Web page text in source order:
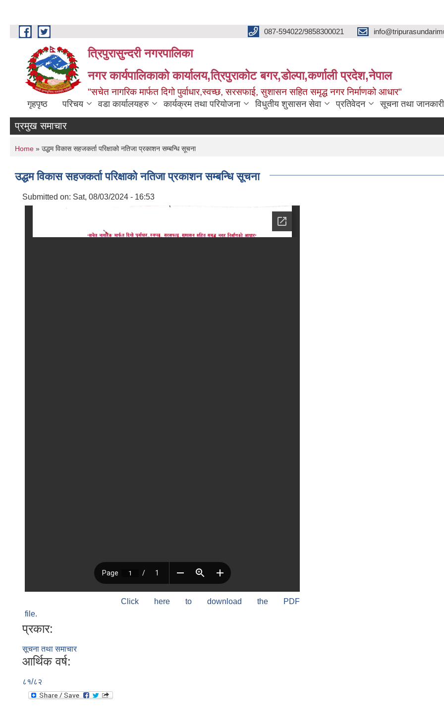
Skip to main content 087-594022/9858300021
त्रिपुरासुन्दरी नगरपालिका
नगर कार्यपालिकाको कार्यालय,त्रिपुराकोट बगर,डोल्पा,कर्णाली प्रदेश,नेपाल
"सचेत नागरिक मार्फत दिगो पुर्वाधार,स्वच्छ, सरसफाई, सुशासन सहित समृद्ध नगर निर्माणको आधार"
गृहपृष्ठ परिचय वडा कार्यालयहरु कार्यक्रम तथा परियोजना विधुतीय शुसासन सेवा प्रतिवेदन सूचना तथा जानकारी
प्रमुख समाचार
You are here
Home » उद्धम विकास सहजकर्ता परिक्षाको नतिजा प्रकाशन सम्बन्धि सूचना
उद्धम विकास सहजकर्ता परिक्षाको नतिजा प्रकाशन सम्बन्धि सूचना
Submitted on: Sat, 08/03/2024 - 16:53
Click here to download the PDF
file.
प्रकार:
सूचना तथा समाचार
आर्थिक वर्ष:
८१/८२